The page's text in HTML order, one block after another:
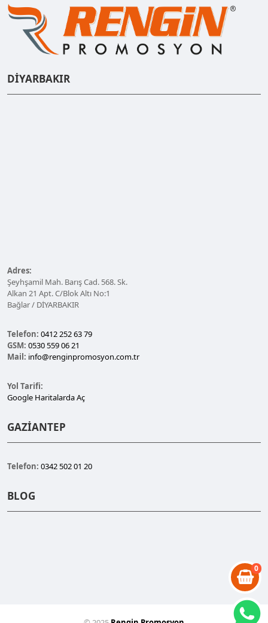
0
DİYARBAKIR
Adres:
Şeyhşamil Mah. Barış Cad. 568. Sk.
Alkan 21 Apt. C/Blok Altı No:1
Bağlar / DİYARBAKIR
Telefon: 0412 252 63 79
GSM: 0530 559 06 21
Mail: info@renginpromosyon.com.tr
Yol Tarifi:
Google Haritalarda Aç
GAZİANTEP
Telefon: 0342 502 01 20
BLOG